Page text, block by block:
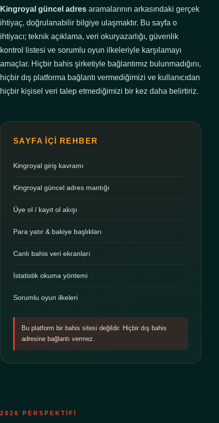
Kingroyal güncel adres aramalarının arkasındaki gerçek
ihtiyaç, doğrulanabilir bilgiye ulaşmaktır. Bu sayfa o
ihtiyacı; teknik açıklama, veri okuryazarlığı, güvenlik
kontrol listesi ve sorumlu oyun ilkeleriyle karşılamayı
amaçlar. Hiçbir bahis şirketiyle bağlantımız bulunmadığını,
hiçbir dış platforma bağlantı vermediğimizi ve kullanıcıdan
hiçbir kişisel veri talep etmediğimizi bir kez daha belirtiriz.
SAYFA İÇI REHBER
Kingroyal giriş kavramı
Kingroyal güncel adres mantığı
Üye ol / kayıt ol akışı
Para yatır & bakiye başlıkları
Canlı bahis veri ekranları
İstatistik okuma yöntemi
Sorumlu oyun ilkeleri
Bu platform bir bahis sitesi değildir. Hiçbir dış bahis
adresine bağlantı vermez.
2026 PERSPEKTIFI